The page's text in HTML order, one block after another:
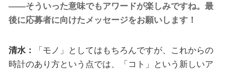
――そういった意味でもアワードが楽しみですね。最
後に応募者に向けたメッセージをお願いします！
清水：
「モノ」としてはもちろんですが、これからの
時計のあり方という点では、「コト」という新しいア